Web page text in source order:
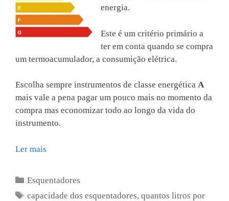
energia.
Este é um critério primário a
ter em conta quando se compra
um termoacumulador, a consumição elétrica.
Escolha sempre instrumentos de classe energética A
mais vale a pena pagar um pouco mais no momento da
compra mas economizar todo ao longo da vida do
instrumento.
Ler mais
Categorias
Esquentadores
Etiquetas
capacidade dos esquentadores,quantos litros por